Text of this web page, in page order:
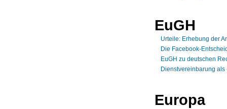
EuGH
Urteile: Erhebung der
Die Facebook-
EuGH zu deutschen
Dienstvereinbarung
Europa